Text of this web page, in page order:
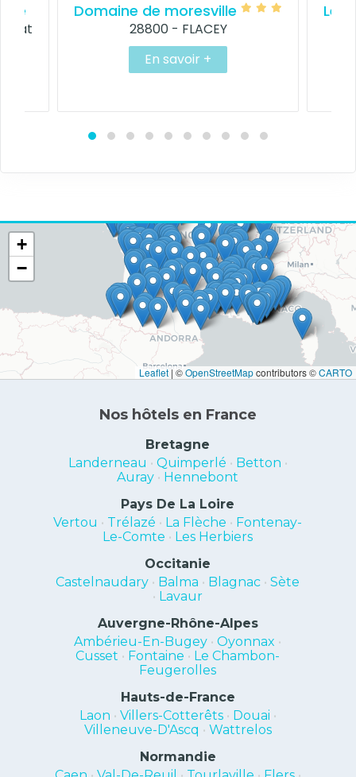
Domaine de moresville
28800 - FLACEY
En savoir +
Les
+
−
Leaflet | ©OpenStreetMapcontributors ©CARTO
Nos hôtels en France
Bretagne
Landerneau • Quimperlé • Betton •
Auray • Hennebont
Pays De La Loire
Vertou • Trélazé • La Flèche • Fontenay-
Le-Comte • Les Herbiers
Occitanie
Castelnaudary • Balma • Blagnac •Sète
• Lavaur
Auvergne-Rhône-Alpes
Ambérieu-En-Bugey •Oyonnax •
Cusset • Fontaine • Le Chambon-
Feugerolles
Hauts-de-France
Laon • Villers-Cotterêts• Douai •
Villeneuve-D'Ascq • Wattrelos
Normandie